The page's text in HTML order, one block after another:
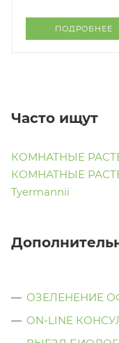
ПОДРОБНЕЕ
Часто ищут
КОМНАТНЫЕ
КОМНАТНЫЕ
Tyermannii
ОЗЕЛЕНЕНИЕ
ON-LINE